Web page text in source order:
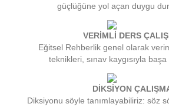
güçlüğüne yol açan duygu
VERİMLİ DERS
Eğitsel Rehberlik genel olarak
teknikleri, sınav kaygısıyla
DİKSİYON
Diksiyonu söyle tanımlayabiliriz: söz